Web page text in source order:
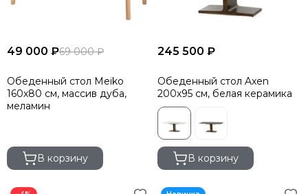
49 000 ₽69 000 ₽
Обеденный стол Meiko
160х80 см, массив дуба,
меламин
В корзину
245 500 ₽
Обеденный стол Axen
200х95 см, белая керамика
В корзину